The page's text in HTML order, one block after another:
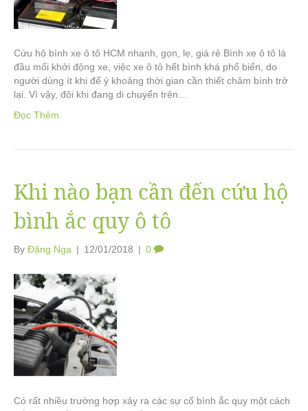
Cứu hộ bình xe ô tô HCM nhanh, gọn, lẹ, giá rẻ Bình xe ô tô là
đầu mối khởi động xe, việc xe ô tô hết bình khá phổ biến, do
người dùng ít khi để ý khoảng thời gian cần thiết châm bình trở
lại. Vì vậy, đôi khi đang di chuyển trên…
Đọc Thêm
Khi nào bạn cần đến cứu hộ
bình ắc quy ô tô
By Đặng Nga | 12/01/2018 | 0
Có rất nhiều trường hợp xảy ra các sự cố bình ắc quy một cách